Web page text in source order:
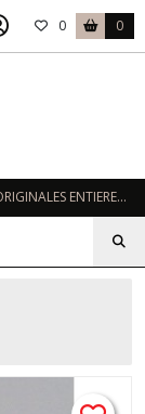
0 0
PLUS QU'UN VETEMENT, DES CREATIONS UNIQUES ET ORIGINALES ENTIEREMENT REALISEES A LA MAIN EN FRANCE